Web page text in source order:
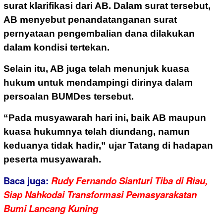
surat klarifikasi dari AB. Dalam surat tersebut,
AB menyebut penandatanganan surat
pernyataan pengembalian dana dilakukan
dalam kondisi tertekan.
Selain itu, AB juga telah menunjuk kuasa
hukum untuk mendampingi dirinya dalam
persoalan BUMDes tersebut.
“Pada musyawarah hari ini, baik AB maupun
kuasa hukumnya telah diundang, namun
keduanya tidak hadir,” ujar Tatang di hadapan
peserta musyawarah.
Baca juga: Rudy Fernando Sianturi Tiba di Riau,
Siap Nahkodai Transformasi Pemasyarakatan
Bumi Lancang Kuning